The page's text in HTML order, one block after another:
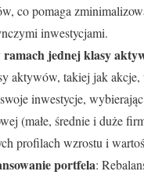
co pomaga
inwestycjami.
jednej klasy
aktywów, takiej jak akcje,
inwestycje,
(małe, średnie i duże
profilach wzrostu i
portfela: